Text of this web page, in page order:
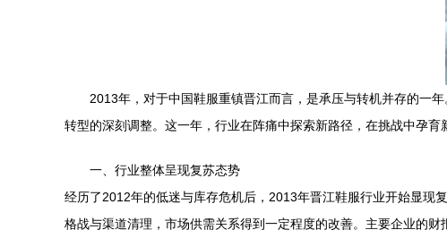
2013年，对于中国鞋服重镇晋江而言，是承压与转机并存的一
转型的深刻调整。这一年，行业在阵痛中探索新路径，在挑战中孕育
一、行业整体呈现复苏态势
经历了2012年的低迷与库存危机后，2013年晋江鞋服行业开始显现
格战与渠道清理，市场供需关系得到一定程度的改善。主要企业的